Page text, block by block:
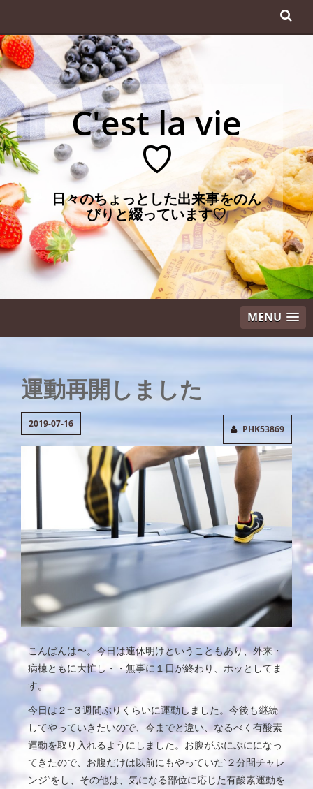
テ
ン
ツ
へ
ス
キ
ッ
プ
C'est la vie
♡
日々のちょっとした出来事をのん
びりと綴っています♡
MENU
運動再開しました
2019-07-16 PHK53869
こんばんは〜。今日は連休明けということもあり、外来・
病棟ともに大忙し・・無事に１日が終わり、ホッとしてま
す。
今日は２−３週間ぶりくらいに運動しました。今後も継続
してやっていきたいので、今までと違い、なるべく有酸素
運動を取り入れるようにしました。お腹がぷにぷにになっ
てきたので、お腹だけは以前にもやっていた”２分間チャレ
ンジ”をし、その他は、気になる部位に応じた有酸素運動を